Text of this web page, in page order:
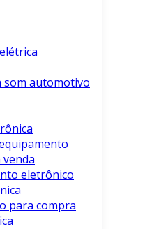
som automotivo
eletrônico
para compra